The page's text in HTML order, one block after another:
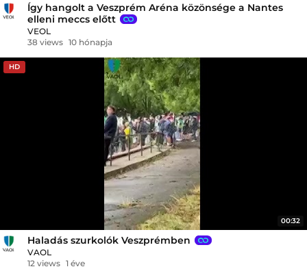
Így hangolt a Veszprém Aréna közönsége a Nantes
elleni meccs előtt
VEOL
38 views 10 hónapja
HD
00:32
Haladás szurkolók Veszprémben
VAOL
12 views 1 éve